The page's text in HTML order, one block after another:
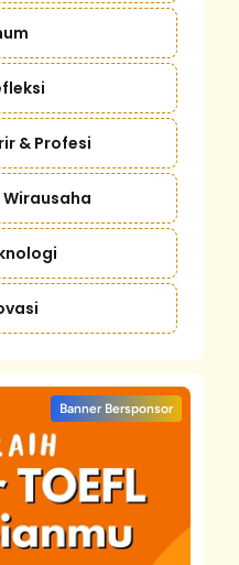
& Profesi
Banner Bersponsor